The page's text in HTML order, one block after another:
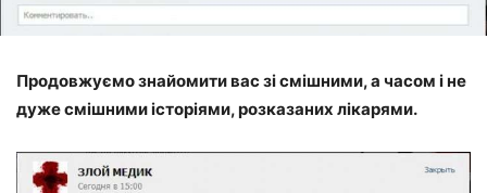
Продовжуємо знайомити вас зі смішними, а часом і не
дуже смішними історіями, розказаних лікарями.